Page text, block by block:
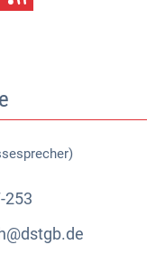
Handschuh
253